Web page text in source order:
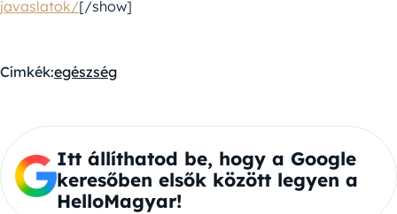
javaslatok/[/show]
Címkék:egészség
Itt állíthatod be, hogy a Google
keresőben elsők között legyen a
HelloMagyar!